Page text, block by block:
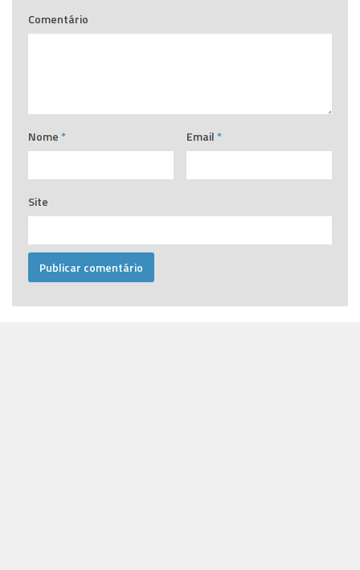
Comentário
Nome * Email *
Site